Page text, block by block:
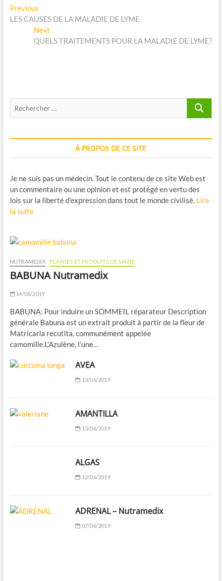
Navigation
de
l’article
PreviousPrevious
post:
LES CAUSES DE LA MALADIE DE LYME
Next
post:
QUELS TRAITEMENTS POUR LA MALADIE DE LYME?
À PROPOS DE CE SITE
Je ne suis pas un médecin. Tout le contenu de ce site Web est
un commentaire ou une opinion et est protégé en vertu des
lois sur la liberté d’expression dans tout le monde civilisé. Lire
la suite
NUTRAMEDIX PLANTES ET PRODUITS DE SANTE
BABUNA Nutramedix
14/06/2019
BABUNA: Pour induire un SOMMEIL réparateur Description
générale Babuna est un extrait produit à partir de la fleur de
Matricaria recutita, communément appelée
camomille.L’Azulène, l’une…
AVEA
13/06/2019
AMANTILLA
13/06/2019
ALGAS
12/06/2019
ADRENAL – Nutramedix
07/06/2019